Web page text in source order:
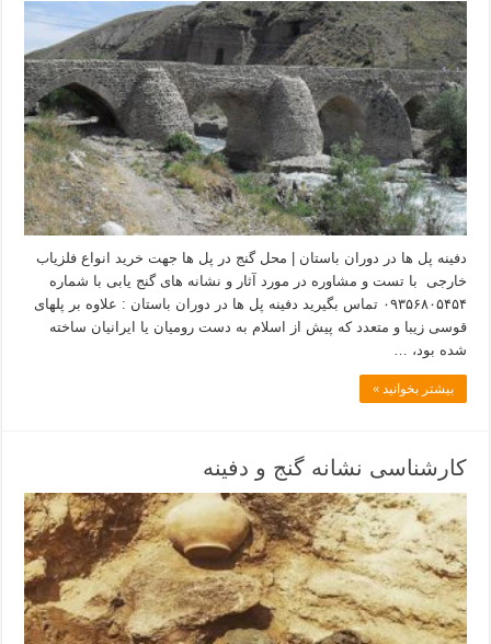
دفینه پل ها در دوران باستان | محل گنج در پل ها جهت خرید انواع فلزیاب
خارجی با تست و مشاوره در مورد آثار و نشانه های گنج یابی با شماره
۰۹۳۵۶۸۰۵۴۵۴ تماس بگیرید دفینه پل ها در دوران باستان : علاوه‌ بر پلهای‌
قوسی‌ زیبا و متعدد که‌ پیش‌ از اسلام‌ به‌ دست‌ رومیان‌ یا ایرانیان‌ ساخته‌
شده‌ بود، …
بیشتر بخوانید »
کارشناسی نشانه گنج و دفینه